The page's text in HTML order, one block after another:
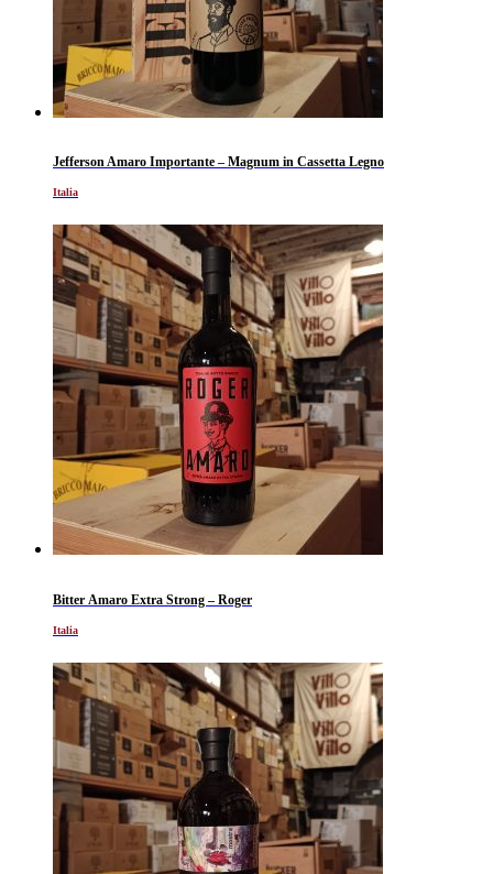
Jefferson Amaro Importante – Magnum in Cassetta Legno
Italia
Bitter Amaro Extra Strong – Roger
Italia